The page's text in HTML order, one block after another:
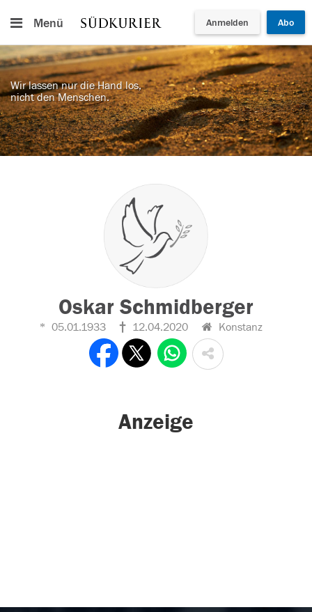
Menü Anmelden Abo
Wir lassen nur die Hand los,
nicht den Menschen.
Oskar Schmidberger
05.01.1933 12.04.2020 Konstanz
Anzeige